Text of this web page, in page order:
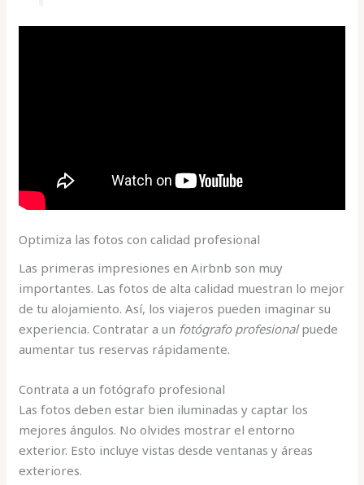
Optimiza las fotos con calidad profesional
Las primeras impresiones en Airbnb son muy
importantes. Las fotos de alta calidad muestran lo mejor
de tu alojamiento. Así, los viajeros pueden imaginar su
experiencia. Contratar a un fotógrafo profesionalpuede
aumentar tus reservas rápidamente.
Contrata a un fotógrafo profesional
Las fotos deben estar bien iluminadas y captar los
mejores ángulos. No olvides mostrar el entorno
exterior. Esto incluye vistas desde ventanas y áreas
exteriores.